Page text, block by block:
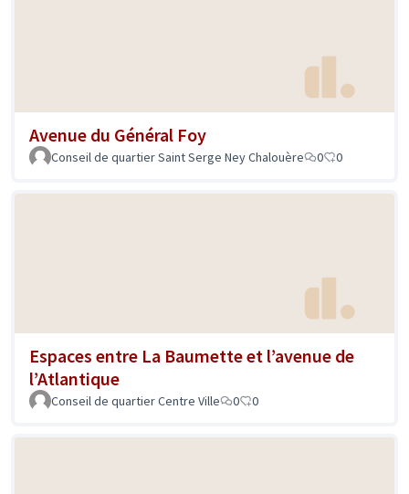
Avenue du Général Foy
Conseil de quartier Saint Serge Ney Chalouère 0 0
Espaces entre La Baumette et l’avenue de
l’Atlantique
Conseil de quartier Centre Ville 0 0